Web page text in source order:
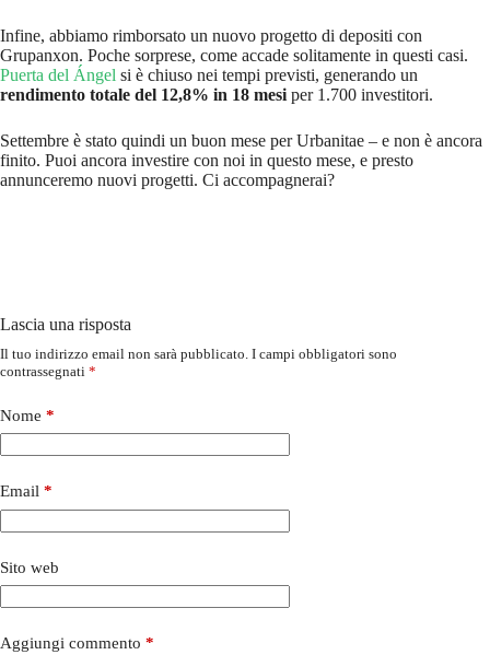
Infine, abbiamo rimborsato un nuovo progetto di depositi con
Grupanxon. Poche sorprese, come accade solitamente in questi casi.
Puerta del Ángel si è chiuso nei tempi previsti, generando un
rendimento totale del 12,8% in 18 mesi per 1.700 investitori.
Settembre è stato quindi un buon mese per Urbanitae – e non è ancora
finito. Puoi ancora investire con noi in questo mese, e presto
annunceremo nuovi progetti. Ci accompagnerai?
Lascia una risposta
Il tuo indirizzo email non sarà pubblicato. I campi obbligatori sono
contrassegnati *
Nome *
Email *
Sito web
Aggiungi commento *